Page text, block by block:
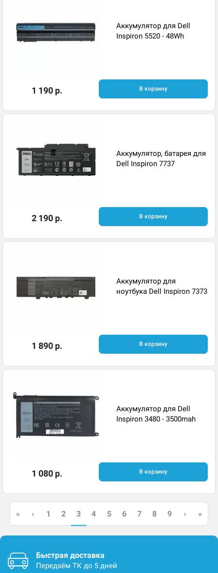
Аккумулятор для Dell
Inspiron 5520 - 48Wh
1 190 р. В корзину
Аккумулятор, батарея для
Dell Inspiron 7737
2 190 р. В корзину
Аккумулятор для
ноутбука Dell Inspiron 7373
1 890 р. В корзину
Аккумулятор для Dell
Inspiron 3480 - 3500mah
1 080 р. В корзину
« ‹ 1 2 3 4 5 6 7 8 9 › »
Быстрая доставка
Передаём ТК до 5 дней